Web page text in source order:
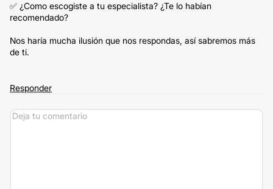
✅ ¿Como escogiste a tu especialista? ¿Te lo habían
recomendado?
Nos haría mucha ilusión que nos respondas, así sabremos más
de ti.
Responder